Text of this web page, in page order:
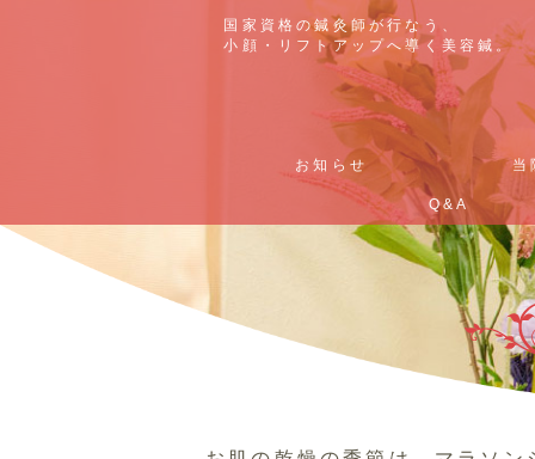
国家資格の鍼灸師が行なう、
小顔・リフトアップへ導く美容鍼。
お知らせ 当
Q&A
国家資格の鍼灸師が行なう、
小顔・リフトアップへ導く美容鍼。
お知らせ 当
Q&A